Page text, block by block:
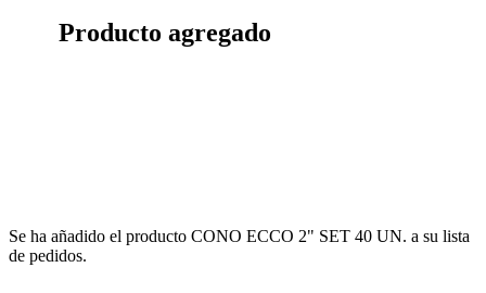
Producto agregado
Se ha añadido el producto CONO ECCO 2" SET 40 UN. a su lista
de pedidos.